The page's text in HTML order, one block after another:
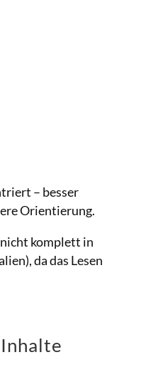
– besser
Orientierung.
komplett in
da das Lesen